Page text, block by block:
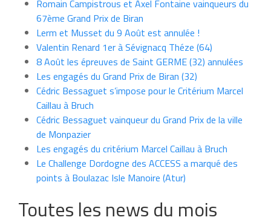
Romain Campistrous et Axel Fontaine vainqueurs du
67ème Grand Prix de Biran
Lerm et Musset du 9 Août est annulée !
Valentin Renard 1er à Sévignacq Théze (64)
8 Août les épreuves de Saint GERME (32) annulées
Les engagés du Grand Prix de Biran (32)
Cédric Bessaguet s’impose pour le Critérium Marcel
Caillau à Bruch
Cédric Bessaguet vainqueur du Grand Prix de la ville
de Monpazier
Les engagés du critérium Marcel Caillau à Bruch
Le Challenge Dordogne des ACCESS a marqué des
points à Boulazac Isle Manoire (Atur)
Toutes les news du mois